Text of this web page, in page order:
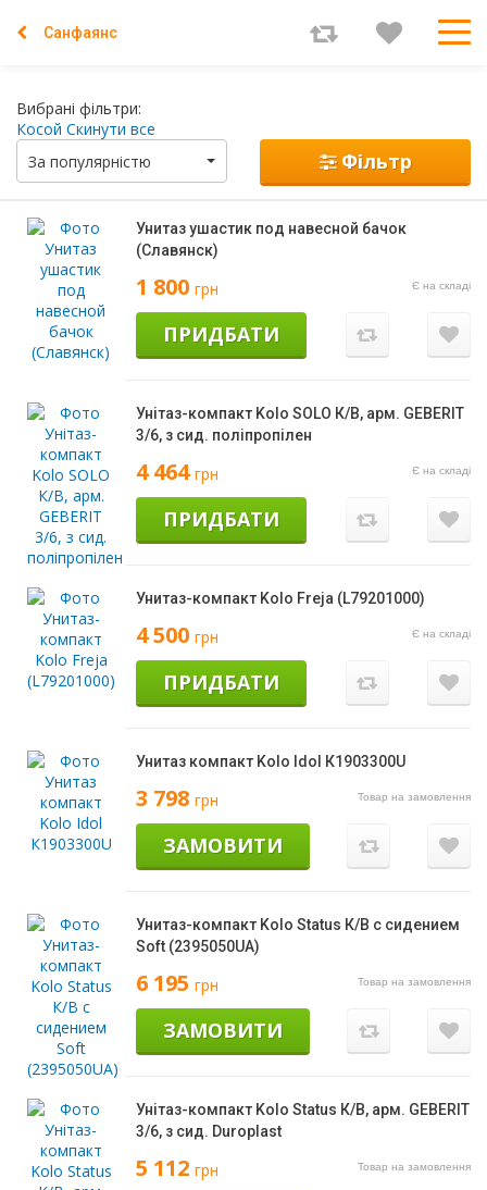
Санфаянс
Вибрані фільтри:
Косой Скинути все
За популярністю
Фільтр
Унитаз ушастик под навесной бачок
(Славянск)
1 800 грн Є на складі
ПРИДБАТИ
Унітаз-компакт Kolo SOLO К/В, арм. GEBERIT
3/6, з сид. поліпропілен
4 464 грн Є на складі
ПРИДБАТИ
Унитаз-компакт Kolo Freja (L79201000)
4 500 грн Є на складі
ПРИДБАТИ
Унитаз компакт Kolo Idol К1903300U
3 798 грн Товар на замовлення
ЗАМОВИТИ
Унитаз-компакт Kolo Status К/В c сидением
Soft (2395050UA)
6 195 грн Товар на замовлення
ЗАМОВИТИ
Унітаз-компакт Kolo Status К/В, арм. GEBERIT
3/6, з сид. Duroplast
5 112 грн Товар на замовлення